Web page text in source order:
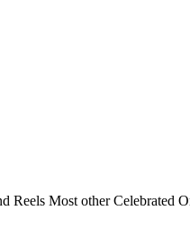
Reels Most other Celebrated